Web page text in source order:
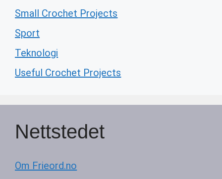
Small Crochet Projects
Sport
Teknologi
Useful Crochet Projects
Nettstedet
Om Frieord.no